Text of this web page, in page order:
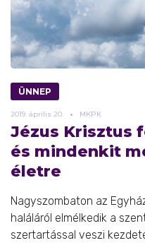
ÜNNEP
2019. április 20. MKPK
Jézus Krisztus
és mindenkit
életre
Nagyszombaton az
haláláról elmélkedik a
szertartással veszi